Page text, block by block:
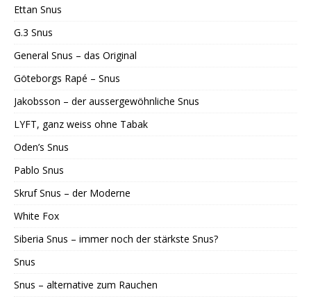
Ettan Snus
G.3 Snus
General Snus – das Original
Göteborgs Rapé – Snus
Jakobsson – der aussergewöhnliche Snus
LYFT, ganz weiss ohne Tabak
Oden’s Snus
Pablo Snus
Skruf Snus – der Moderne
White Fox
Siberia Snus – immer noch der stärkste Snus?
Snus
Snus – alternative zum Rauchen